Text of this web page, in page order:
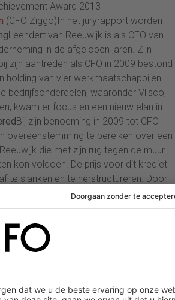
Award 2013
(CFO Ziggo)In het juryrapport worden
Leendert van Reeuwijk is als CFO van
in de afgelopen jaren. Zijn
zijn aantreden als CFO in 2009 bestond
holding van vier werkmaatschappijen
bedrijfsonderdelen, waaronder Vlisco,
kwam er focus en een nieuw elan in
Bij zijn benoeming in 2009 tot CFO
overeenstemming te bereiken over een
die met zijn rug tegen de muur
kon voldoen. De prijs voor dit krediet
te slanken en te herstructureren. Door
lukte het Gamma Holding om
equity partijen en van de beurs
banden voor de proces- en
geloof in succes
eigen functie als Gamma Holding
zich voor honderd procent in te
het zorgvuldig ontmantelen behoren
Omgeving Van Reeuwijk wordt door